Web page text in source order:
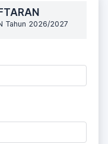
Tahun 2026/2027